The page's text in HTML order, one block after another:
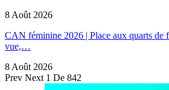
8 Août 2026
CAN féminine 2026 | Place aux quarts de
vue,…
8 Août 2026
Prev Next 1 De 842